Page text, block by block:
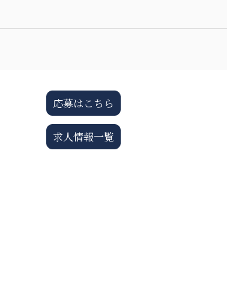
応募はこちら
求人情報一覧